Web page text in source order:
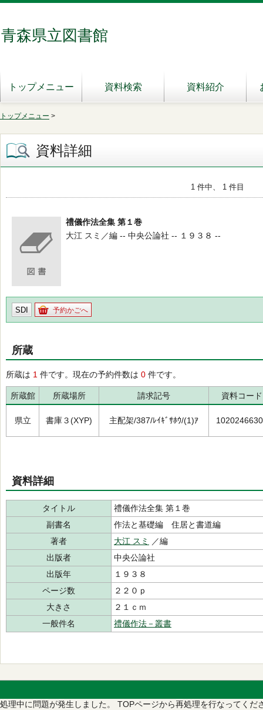
青森県立図書館
トップメニュー 資料検索 資料紹介
トップメニュー >
資料詳細
1 件中、 1 件目
禮儀作法全集 第１巻
大江 スミ／編 -- 中央公論社 -- １９３８ --
SDI 予約かごへ
所蔵
所蔵は 1 件です。現在の予約件数は 0 件です。
所蔵館 所蔵場所 請求記号 資料コード
県立 書庫３(XYP) 主配架/387/ﾚｲｷﾞｻﾎｳ/(1)ｱ
資料詳細
タイトル
禮儀作法全集 第１巻
副書名
作法と基礎編 住居と書道編
著者
大江 スミ
／編
出版者
中央公論社
出版年
１９３８
ページ数
２２０ｐ
大きさ
２１ｃｍ
一般件名
禮儀作法－叢書
処理中に問題が発生しました。 TOPページから再処理を行なってくだ